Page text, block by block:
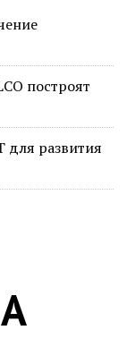
построят
для развития